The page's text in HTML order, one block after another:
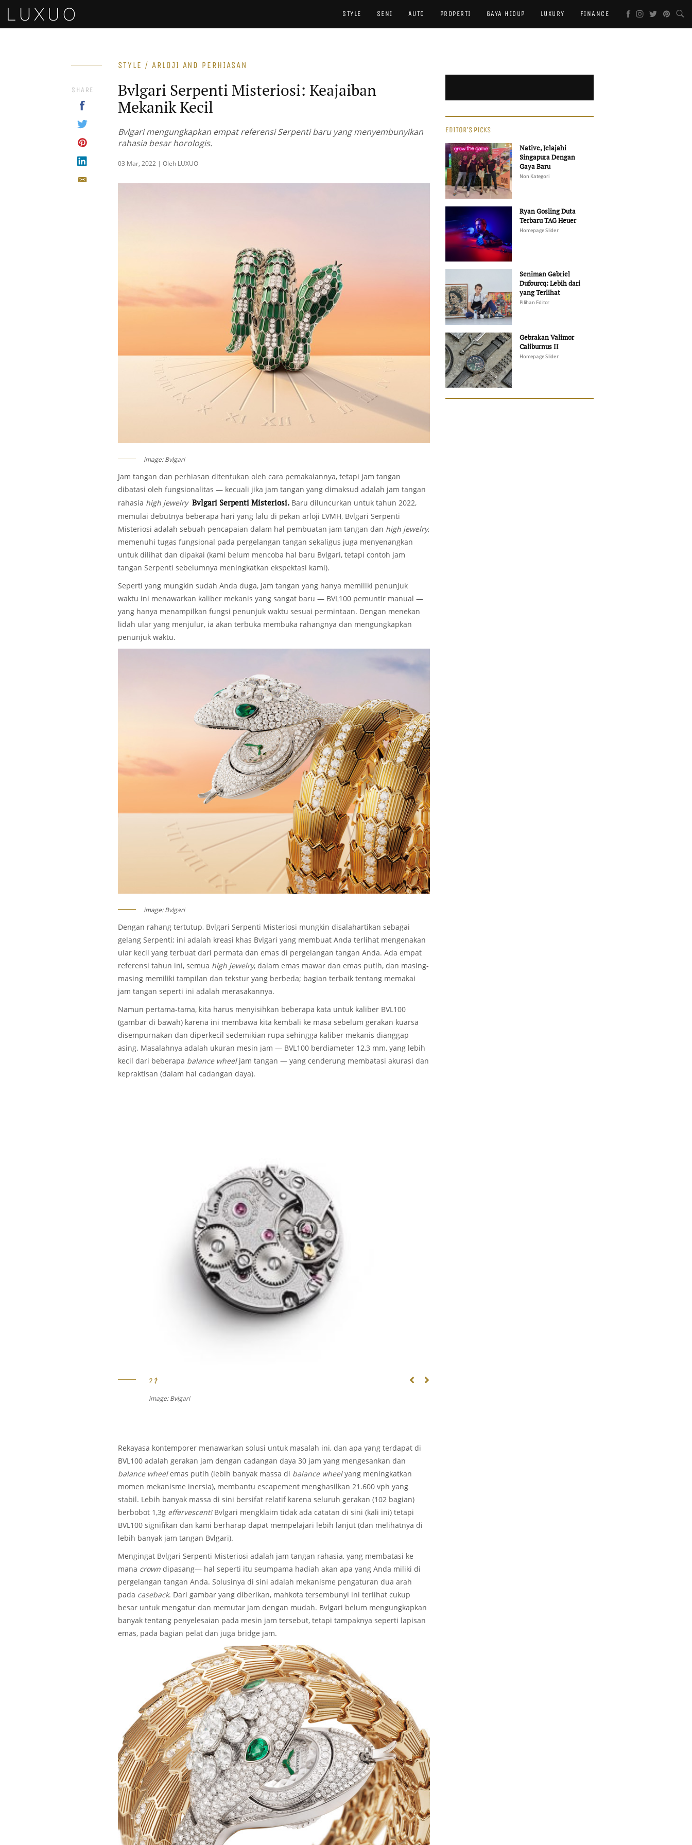
STYLE SENI AUTO PROPERTI GAYA HIDUP LUXURY FINANCE
STYLE / ARLOJI AND PERHIASAN
Bvlgari Serpenti Misteriosi: Keajaiban
Mekanik Kecil
Bvlgari mengungkapkan empat referensi Serpenti baru yang menyembunyikan
rahasia besar horologis.
03 Mar, 2022 | Oleh LUXUO
SHARE
image: Bvlgari
Jam tangan dan perhiasan ditentukan oleh cara pemakaiannya, tetapi jam tangan
dibatasi oleh fungsionalitas — kecuali jika jam tangan yang dimaksud adalah jam tangan
rahasia high jewelry Bvlgari Serpenti Misteriosi. Baru diluncurkan untuk tahun 2022,
memulai debutnya beberapa hari yang lalu di pekan arloji LVMH, Bvlgari Serpenti
Misteriosi adalah sebuah pencapaian dalam hal pembuatan jam tangan dan high jewelry,
memenuhi tugas fungsional pada pergelangan tangan sekaligus juga menyenangkan
untuk dilihat dan dipakai (kami belum mencoba hal baru Bvlgari, tetapi contoh jam
tangan Serpenti sebelumnya meningkatkan ekspektasi kami).
Seperti yang mungkin sudah Anda duga, jam tangan yang hanya memiliki penunjuk
waktu ini menawarkan kaliber mekanis yang sangat baru — BVL100 pemuntir manual —
yang hanya menampilkan fungsi penunjuk waktu sesuai permintaan. Dengan menekan
lidah ular yang menjulur, ia akan terbuka membuka rahangnya dan mengungkapkan
penunjuk waktu.
image: Bvlgari
Dengan rahang tertutup, Bvlgari Serpenti Misteriosi mungkin disalahartikan sebagai
gelang Serpenti; ini adalah kreasi khas Bvlgari yang membuat Anda terlihat mengenakan
ular kecil yang terbuat dari permata dan emas di pergelangan tangan Anda. Ada empat
referensi tahun ini, semua high jewelry, dalam emas mawar dan emas putih, dan masing-
masing memiliki tampilan dan tekstur yang berbeda; bagian terbaik tentang memakai
jam tangan seperti ini adalah merasakannya.
Namun pertama-tama, kita harus menyisihkan beberapa kata untuk kaliber BVL100
(gambar di bawah) karena ini membawa kita kembali ke masa sebelum gerakan kuarsa
disempurnakan dan diperkecil sedemikian rupa sehingga kaliber mekanis dianggap
asing. Masalahnya adalah ukuran mesin jam — BVL100 berdiameter 12,3 mm, yang lebih
kecil dari beberapa balance wheeljam tangan — yang cenderung membatasi akurasi dan
kepraktisan (dalam hal cadangan daya).
image: Bvlgari
Rekayasa kontemporer menawarkan solusi untuk masalah ini, dan apa yang terdapat di
BVL100 adalah gerakan jam dengan cadangan daya 30 jam yang mengesankan dan
balance wheelemas putih (lebih banyak massa di balance wheelyang meningkatkan
momen mekanisme inersia), membantu escapement menghasilkan 21.600 vph yang
stabil. Lebih banyak massa di sini bersifat relatif karena seluruh gerakan (102 bagian)
berbobot 1,3g effervescent!Bvlgari mengklaim tidak ada catatan di sini (kali ini) tetapi
BVL100 signifikan dan kami berharap dapat mempelajari lebih lanjut (dan melihatnya di
lebih banyak jam tangan Bvlgari).
Mengingat Bvlgari Serpenti Misteriosi adalah jam tangan rahasia, yang membatasi ke
mana crown dipasang— hal seperti itu seumpama hadiah akan apa yang Anda miliki di
pergelangan tangan Anda. Solusinya di sini adalah mekanisme pengaturan dua arah
pada caseback. Dari gambar yang diberikan, mahkota tersembunyi ini terlihat cukup
besar untuk mengatur dan memutar jam dengan mudah. Bvlgari belum mengungkapkan
banyak tentang penyelesaian pada mesin jam tersebut, tetapi tampaknya seperti lapisan
emas, pada bagian pelat dan juga bridge jam.
EDITOR'S PICKS
Native, Jelajahi
Singapura Dengan
Gaya Baru
Non Kategori
Ryan Gosling Duta
Terbaru TAG Heuer
Homepage Slider
Seniman Gabriel
Dufourcq: Lebih dari
yang Terlihat
Pilihan Editor
Gebrakan Valimor
Caliburnus II
Homepage Slider